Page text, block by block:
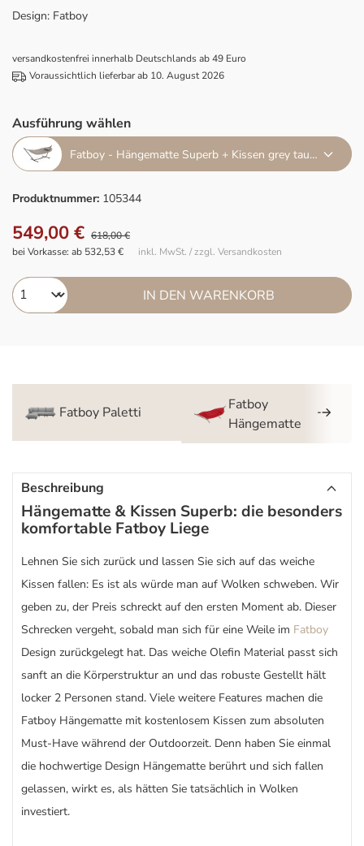
Design: Fatboy
versandkostenfrei innerhalb Deutschlands ab 49 Euro
Voraussichtlich lieferbar ab 10. August 2026
Ausführung wählen
Fatboy - Hängematte Superb + Kissen grey taupe
Produktnummer: 105344
549,00 € 618,00 €
inkl. MwSt. / zzgl. Versandkosten
bei Vorkasse: ab 532,53 €
IN DEN WARENKORB
Fatboy Paletti
Fatboy
Hängematte
Beschreibung
Hängematte & Kissen Superb: die besonders
komfortable Fatboy Liege
Lehnen Sie sich zurück und lassen Sie sich auf das weiche
Kissen fallen: Es ist als würde man auf Wolken schweben. Wir
geben zu, der Preis schreckt auf den ersten Moment ab. Dieser
Schrecken vergeht, sobald man sich für eine Weile im Fatboy
Design zurückgelegt hat. Das weiche Olefin Material passt sich
sanft an die Körperstruktur an und das robuste Gestellt hält
locker 2 Personen stand. Viele weitere Features machen die
Fatboy Hängematte mit kostenlosem Kissen zum absoluten
Must-Have während der Outdoorzeit. Denn haben Sie einmal
die hochwertige Design Hängematte berührt und sich fallen
gelassen, wirkt es, als hätten Sie tatsächlich in Wolken
investiert.